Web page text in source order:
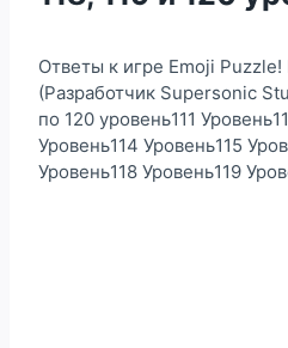
Ответы к игре Emoji
(Разработчик Supersonic
по 120 уровень111
Уровень114 Уровень115
Уровень118 Уровень119